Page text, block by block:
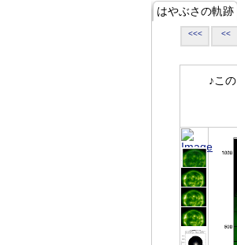
はやぶさの軌跡
<<< <<
♪この